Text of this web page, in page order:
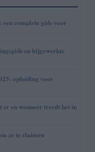
een complete gids voor
en bijgewerkte
opleiding voor
er en wanneer treedt het in
ze te claimen